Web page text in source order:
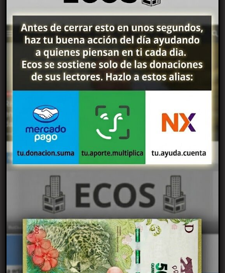
Un pueblo riojano vendido a un extranjero que hoy
ejemplifica el reclamo
06/08/2026
Fondos para los Juegos Bonaerenses: cómo le fue a C.
Suárez en el reparto